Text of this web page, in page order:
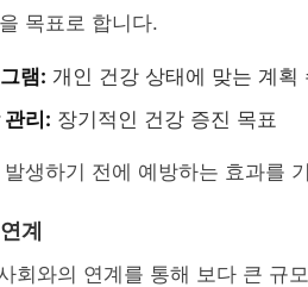
목표로 합니다.
램: 개인 건강 상태에 맞는 계획
관리: 장기적인 건강 증진 목표
생하기 전에 예방하는 효과를
계
회와의 연계를 통해 보다 큰 규